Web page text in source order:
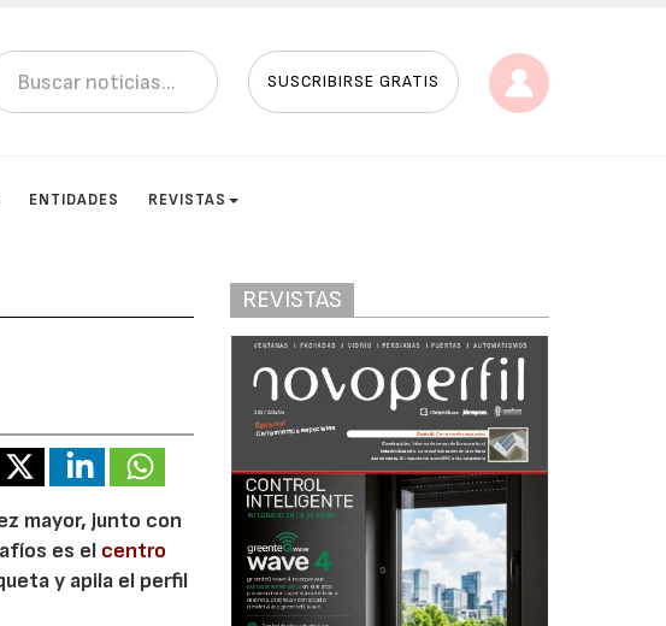
SUSCRIBIRSE GRATIS
ENTIDADES REVISTAS
mayor, junto con
es el centro
y apila el perfil
REVISTAS